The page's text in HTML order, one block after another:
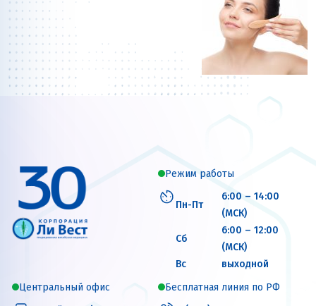
Режим работы
Пн-Пт
6:00 – 14:00
(МСК)
Сб
6:00 – 12:00
(МСК)
Вс
выходной
Центральный офис
Бесплатная линия по РФ